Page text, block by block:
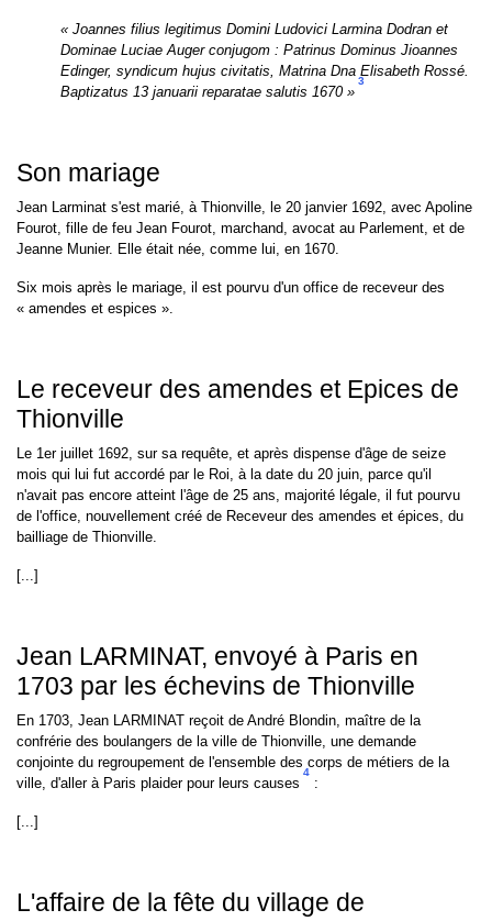
« Joannes filius legitimus Domini Ludovici Larmina Dodran et
Dominae Luciae Auger conjugom : Patrinus Dominus Jioannes
Edinger, syndicum hujus civitatis, Matrina Dna Elisabeth Rossé.
Baptizatus 13 januarii reparatae salutis 1670 »
3
Son mariage
Jean Larminat s'est marié, à Thionville, le 20 janvier 1692, avec Apoline
Fourot, fille de feu Jean Fourot, marchand, avocat au Parlement, et de
Jeanne Munier. Elle était née, comme lui, en 1670.
Six mois après le mariage, il est pourvu d'un office de receveur des
« amendes et espices ».
Le receveur des amendes et Epices de
Thionville
Le 1er juillet 1692, sur sa requête, et après dispense d'âge de seize
mois qui lui fut accordé par le Roi, à la date du 20 juin, parce qu'il
n'avait pas encore atteint l'âge de 25 ans, majorité légale, il fut pourvu
de l'office, nouvellement créé de Receveur des amendes et épices, du
bailliage de Thionville.
[...]
Jean LARMINAT, envoyé à Paris en
1703 par les échevins de Thionville
En 1703, Jean LARMINAT reçoit de André Blondin, maître de la
confrérie des boulangers de la ville de Thionville, une demande
conjointe du regroupement de l'ensemble des corps de métiers de la
ville, d'aller à Paris plaider pour leurs causes
4
:
[...]
L'affaire de la fête du village de